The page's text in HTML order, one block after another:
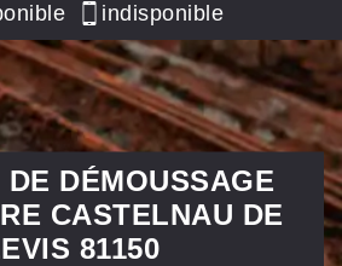
indisponible
DÉMOUSSAGE
CASTELNAU DE
81150